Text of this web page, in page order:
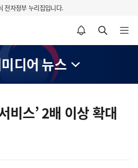
전자정부 누리집입니다.
알림설정 바로가기 검색 바로가기 메뉴 열기
디어 뉴스
비스’ 2배 이상 확대